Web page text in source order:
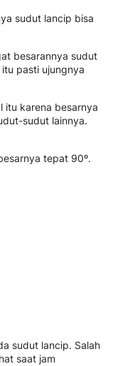
sudut lancip bisa
besarannya sudut
pasti ujungnya
itu karena besarnya
sudut lainnya.
tepat 90º.
sudut lancip. Salah
saat jam